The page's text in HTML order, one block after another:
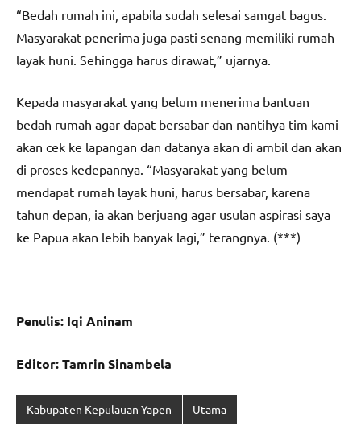
“Bedah rumah ini, apabila sudah selesai samgat bagus.
Masyarakat penerima juga pasti senang memiliki rumah
layak huni. Sehingga harus dirawat,” ujarnya.
Kepada masyarakat yang belum menerima bantuan
bedah rumah agar dapat bersabar dan nantihya tim kami
akan cek ke lapangan dan datanya akan di ambil dan akan
di proses kedepannya. “Masyarakat yang belum
mendapat rumah layak huni, harus bersabar, karena
tahun depan, ia akan berjuang agar usulan aspirasi saya
ke Papua akan lebih banyak lagi,” terangnya. (***)
Penulis: Iqi Aninam
Editor: Tamrin Sinambela
Kabupaten Kepulauan Yapen Utama